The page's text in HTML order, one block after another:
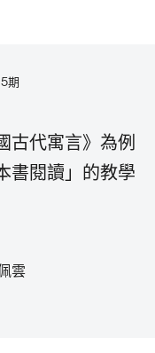
期
古代寓言》為例
書閱讀」的教學
雲